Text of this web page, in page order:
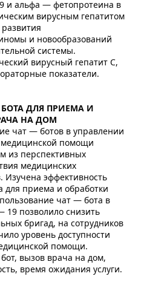
и альфа — фетопротеина в
вирусным гепатитом
и новообразований
системы.
вирусный гепатит С,
показатели.
ДЛЯ ПРИЕМА И
НА ДОМ
чат — ботов в управлении
помощи
из перспективных
медицинских
Изучена эффективность
для приема и обработки
чат — бота в
19 позволило снизить
бригад, на сотрудников
уровень доступности
помощи.
вызов врача на дом,
время ожидания услуги.